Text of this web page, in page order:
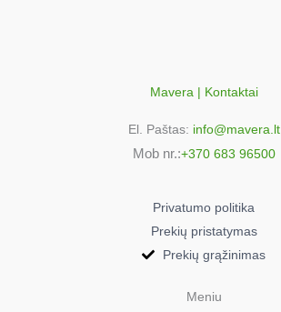
Mavera | Kontaktai
El. Paštas: info@mavera.lt
Mob nr.:+370 683 96500
Privatumo politika
Prekių pristatymas
Prekių grąžinimas
Meniu